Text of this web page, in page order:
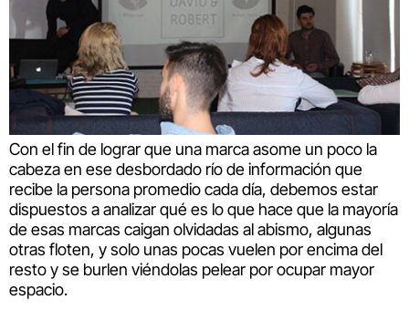
Con el fin de lograr que una marca asome un poco la
cabeza en ese desbordado río de información que
recibe la persona promedio cada día, debemos estar
dispuestos a analizar qué es lo que hace que la mayoría
de esas marcas caigan olvidadas al abismo, algunas
otras floten, y solo unas pocas vuelen por encima del
resto y se burlen viéndolas pelear por ocupar mayor
espacio.